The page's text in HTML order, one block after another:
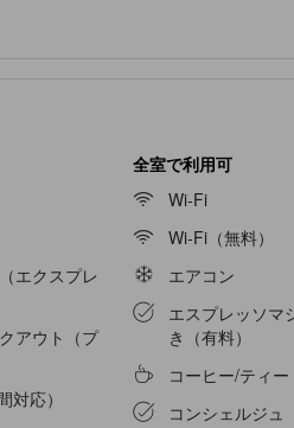
す。 快適なご滞在をお約束するため
付けられており、快適な滞在をお
、おいしいコーヒーでいかがですか
魅力的な料理の選択肢をいつでも利
しみください。 一日中、Akrogiali
しょう。 自分へのご褒美に、スパ施
エクスプレ
アウト（プ
対応）
全室で利用可
Wi-Fi
Wi-Fi（無料）
エアコン
エスプレッソマ
き（有料）
コーヒー/ティー
コンシェルジュ